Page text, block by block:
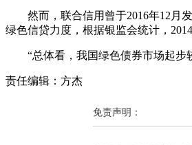
然而，联合信用曾于2016年12月发
绿色信贷力度，根据银监会统计，
“总体看，我国绿色债券市场起步较
责任编辑：方杰
免责声明：